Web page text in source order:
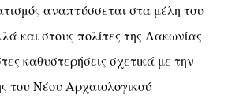
αναπτύσσεται στα μέλη του
και στους πολίτες της Λακωνίας
καθυστερήσεις σχετικά με την
του Νέου Αρχαιολογικού